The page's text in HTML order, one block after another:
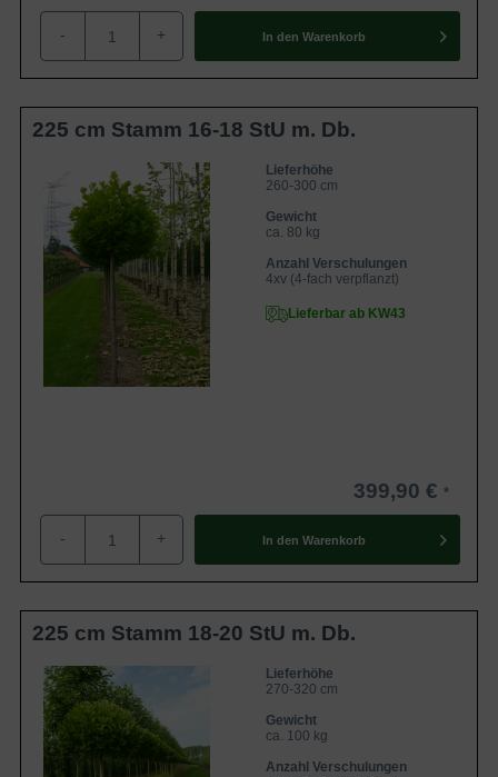
- + In den Warenkorb
225 cm Stamm 16-18 StU m. Db.
Lieferhöhe
260-300 cm
Gewicht
ca. 80 kg
Anzahl Verschulungen
4xv (4-fach verpflanzt)
Lieferbar ab KW43
399,90 €
- + In den Warenkorb
225 cm Stamm 18-20 StU m. Db.
Lieferhöhe
270-320 cm
Gewicht
ca. 100 kg
Anzahl Verschulungen